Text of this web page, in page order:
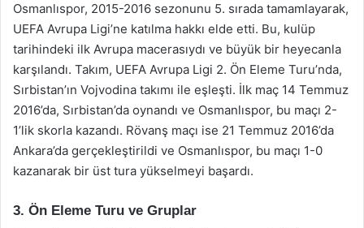
Osmanlıspor, 2015-2016 sezonunu 5. sırada tamamlayarak,
UEFA Avrupa Ligi’ne katılma hakkı elde etti. Bu, kulüp
tarihindeki ilk Avrupa macerasıydı ve büyük bir heyecanla
karşılandı. Takım, UEFA Avrupa Ligi 2. Ön Eleme Turu’nda,
Sırbistan’ın Vojvodina takımı ile eşleşti. İlk maç 14 Temmuz
2016’da, Sırbistan’da oynandı ve Osmanlıspor, bu maçı 2-
1’lik skorla kazandı. Rövanş maçı ise 21 Temmuz 2016’da
Ankara’da gerçekleştirildi ve Osmanlıspor, bu maçı 1-0
kazanarak bir üst tura yükselmeyi başardı.
3. Ön Eleme Turu ve Gruplar